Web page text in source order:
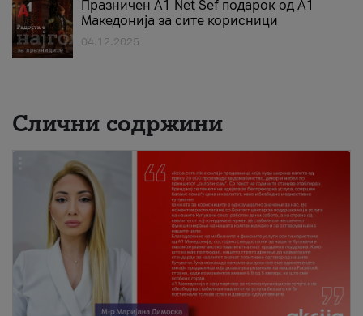
Празничен A1 Net Sеf подарок од А1
Македонија за сите корисници
04.12.2025
Слични содржини